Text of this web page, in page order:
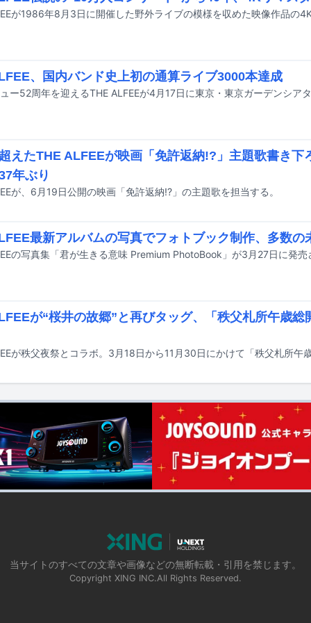
、国内バンド史上初の通算ライブ3000本達成
えたTHE ALFEEが映画「免許返納!?」主題歌書き下
年ぶり
が、6月19日公開の映画「免許返納!?」の主題歌を担当する。
最新アルバムの写真でフォトブック制作、多数の
の写真集「君が生きる意味 Premium PhotoBook」が3月27日に発売
が“桜井の故郷”と再びタッグ、「秩父札所午歳総
当サイトのすべての文章や画像などの無断転載・引用を禁じます。
Copyright XING INC.All Rights Reserved.